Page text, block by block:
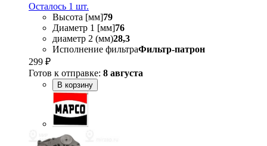
Осталось 1 шт.
Высота [мм]79
Диаметр 1 [мм]76
диаметр 2 (мм)28,3
Исполнение фильтраФильтр-патрон
299 ₽
Готов к отправке: 8 августа
В корзину